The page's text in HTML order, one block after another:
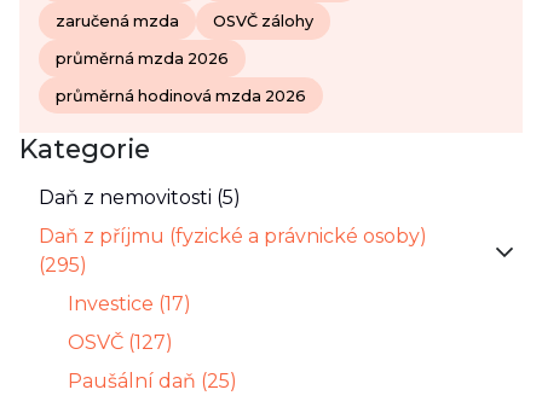
zaručená mzda OSVČ zálohy
průměrná mzda 2026
průměrná hodinová mzda 2026
Kategorie
Daň z nemovitosti (5)
Daň z příjmu (fyzické a právnické osoby)
(295)
Investice (17)
OSVČ (127)
Paušální daň (25)